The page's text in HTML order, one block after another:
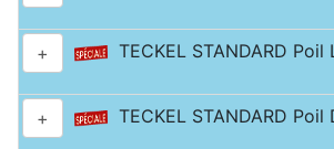
+ TECKEL STANDARD
+ TECKEL STANDARD